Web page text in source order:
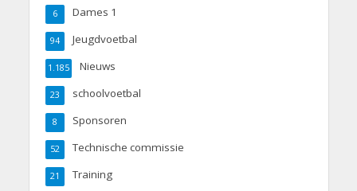
Dames 1
6
Jeugdvoetbal
94
Nieuws
1.185
schoolvoetbal
23
Sponsoren
8
Technische commissie
52
Training
21